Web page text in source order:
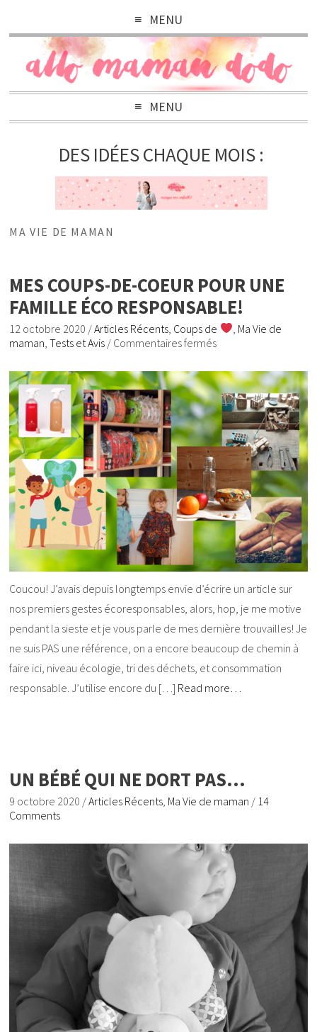
MENU
MENU
DES IDÉES CHAQUE MOIS :
MA VIE DE MAMAN
MES COUPS-DE-COEUR POUR UNE
FAMILLE ÉCO RESPONSABLE!
12 octobre 2020 /Articles Récents Coups de
Ma Vie de
maman ,Tests et Avis / Commentaires fermés
Coucou! J’avais depuis longtemps envie d’écrire un article sur
nos premiers gestes écoresponsables, alors, hop, je me motive
pendant la sieste et je vous parle de mes dernière trouvailles! Je
ne suis PAS une référence, on a encore beaucoup de chemin à
faire ici, niveau écologie, tri des déchets, et consommation
responsable. J’utilise encore du […] Read more…
UN BÉBÉ QUI NE DORT PAS…
9 octobre 2020 /Articles Récents Ma Vie de maman / 14
Comments